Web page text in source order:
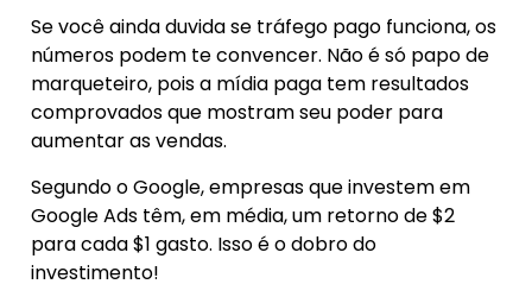
Se você ainda duvida se tráfego pago funciona, os
números podem te convencer. Não é só papo de
marqueteiro, pois a mídia paga tem resultados
comprovados que mostram seu poder para
aumentar as vendas.
Segundo o Google, empresas que investem em
Google Ads têm, em média, um retorno de $2
para cada $1 gasto. Isso é o dobro do
investimento!